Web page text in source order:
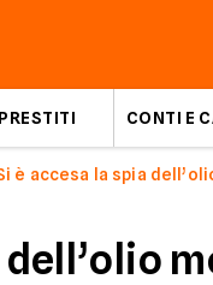
PRESTITI CONTI E